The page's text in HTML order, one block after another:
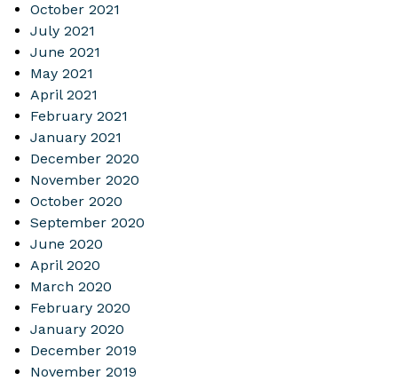
October 2021
July 2021
June 2021
May 2021
April 2021
February 2021
January 2021
December 2020
November 2020
October 2020
September 2020
June 2020
April 2020
March 2020
February 2020
January 2020
December 2019
November 2019